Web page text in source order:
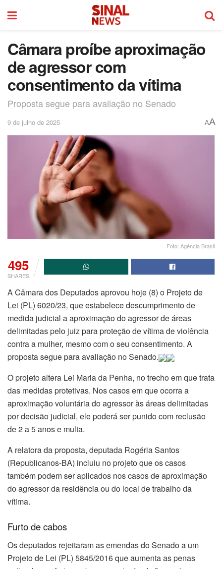
Câmara proíbe aproximação
de agressor com
consentimento da vítima
Proposta segue para avaliação no Senado
9 de julho de 2025 AA
Foto: Agência Brasil
495
SHARES
A Câmara dos Deputados aprovou hoje (8) o Projeto de
Lei (PL) 6020/23, que estabelece descumprimento de
medida judicial a aproximação do agressor de áreas
delimitadas pelo juiz para proteção de vítima de violência
contra a mulher, mesmo com o seu consentimento. A
proposta segue para avaliação no Senado.
O projeto altera Lei Maria da Penha, no trecho em que trata
das medidas protetivas. Nos casos em que ocorra a
aproximação voluntária do agressor às áreas delimitadas
por decisão judicial, ele poderá ser punido com reclusão
de 2 a 5 anos e multa.
A relatora da proposta, deputada Rogéria Santos
(Republicanos-BA) incluiu no projeto que os casos
também podem ser aplicados nos casos de aproximação
do agressor da residência ou do local de trabalho da
vítima.
Furto de cabos
Os deputados rejeitaram as emendas do Senado a um
Projeto de Lei (PL) 5845/2016 que aumenta as penas